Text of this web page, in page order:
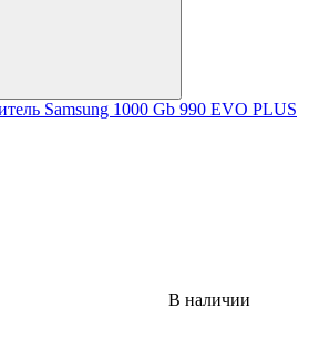
Samsung 1000 Gb 990 EVO PLUS
В наличии